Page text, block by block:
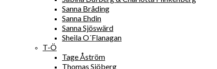
Sanna Bråding
Sanna Ehdin
Sanna Sjöswärd
Sheila O´Flanagan
T-Ö
Tage Åström
Thomas Sjöberg